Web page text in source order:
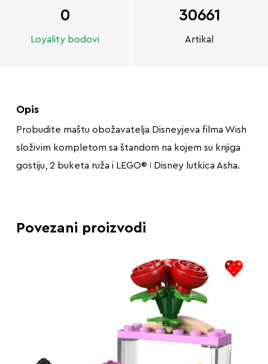
0
Loyality bodovi
30661
Artikal
Opis
Probudite maštu obožavatelja Disneyjeva filma Wish
složivim kompletom sa štandom na kojem su knjiga
gostiju, 2 buketa ruža i LEGO® ǀ Disney lutkica Asha.
Povezani proizvodi